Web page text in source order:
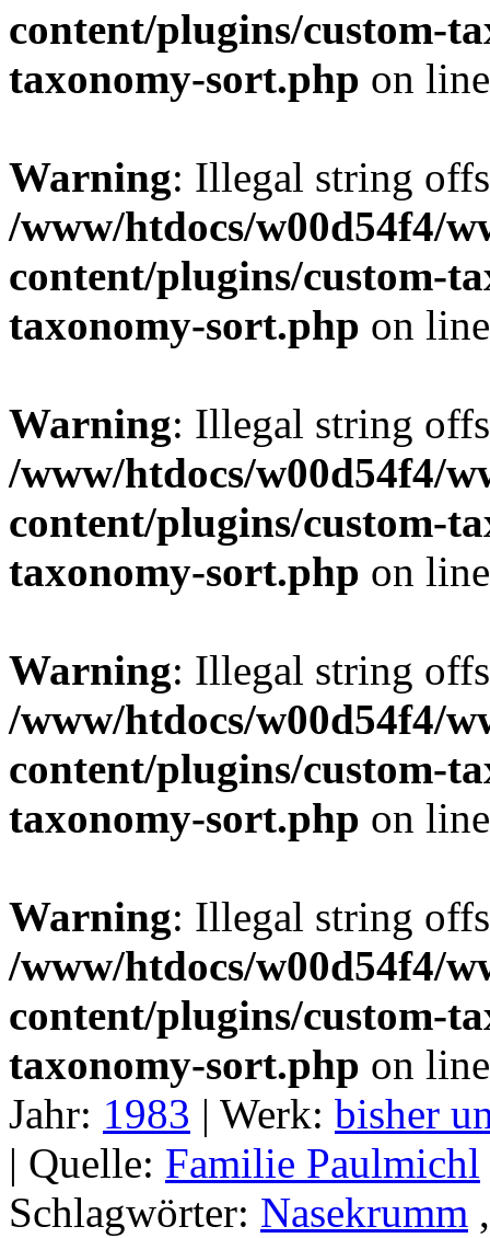
content/plugins/custom-
taxonomy-sort.php on
Warning: Illegal string
/www/htdocs/w00d54f4/
content/plugins/custom-
taxonomy-sort.php on
Warning: Illegal string
/www/htdocs/w00d54f4/
content/plugins/custom-
taxonomy-sort.php on
Warning: Illegal string
/www/htdocs/w00d54f4/
content/plugins/custom-
taxonomy-sort.php on
Warning: Illegal string
/www/htdocs/w00d54f4/
content/plugins/custom-
taxonomy-sort.php on
Jahr: 1983 | Werk: bisher
| Quelle: Familie Paulmichl
Schlagwörter: Nasekrumm